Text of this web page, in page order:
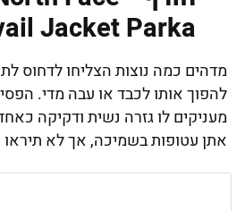
Jacket Parka
מדהים כמה נוצות הצליחו לדחוס
להפוך אותו לכבד או עבה מדי.
מעניקים לו גזרה נשית ודקיקה
אתן עטופות בשמיכה, אך לא תיראו